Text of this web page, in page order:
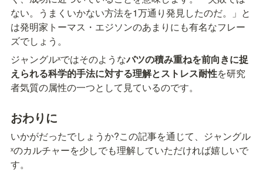
ない。うまくいかない方法を1万通り発見したのだ。」と
は発明家トーマス・エジソンのあまりにも有名なフレー
ズでしょう。
ジャングルˣではそのようなバツの積み重ねを前向きに捉
えられる科学的手法に対する理解とストレス耐性を研究
者気質の属性の一つとして見ているのです。
おわりに
いかがだったでしょうか?この記事を通じて、ジャングル
ˣのカルチャーを少しでも理解していただければ嬉しいで
す。